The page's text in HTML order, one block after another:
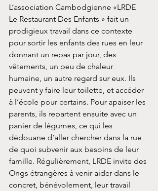
L’association Cambodgienne «LRDE
Le Restaurant Des Enfants » fait un
prodigieux travail dans ce contexte
pour sortir les enfants des rues en leur
donnant un repas par jour, des
vêtements, un peu de chaleur
humaine, un autre regard sur eux. Ils
peuvent y faire leur toilette, et accéder
à l’école pour certains. Pour apaiser les
parents, ils repartent ensuite avec un
panier de légumes, ce qui les
dédouane d’aller chercher dans la rue
de quoi subvenir aux besoins de leur
famille. Régulièrement, LRDE invite des
Ongs étrangères à venir aider dans le
concret, bénévolement, leur travail